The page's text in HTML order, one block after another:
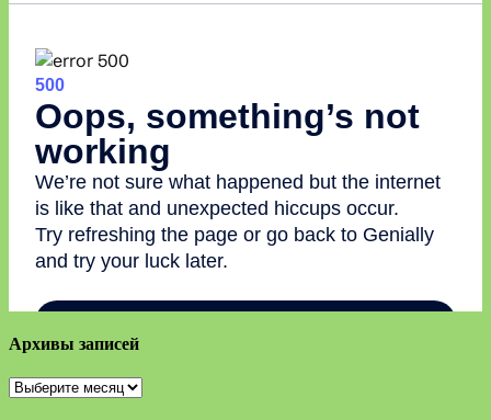
Архивы записей
Архивы